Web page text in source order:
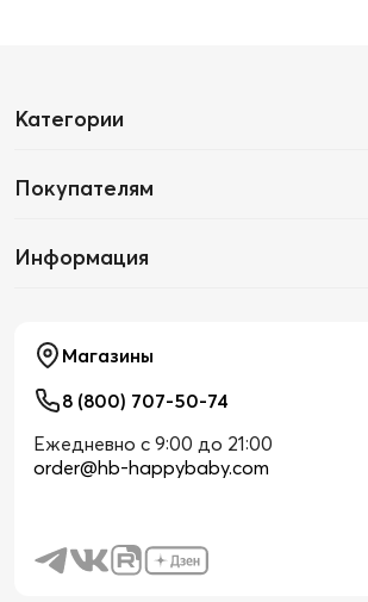
Категории
Покупателям
Информация
Магазины
8 (800) 707-50-74
Ежедневно с 9:00 до 21:00
order@hb-happybaby.com